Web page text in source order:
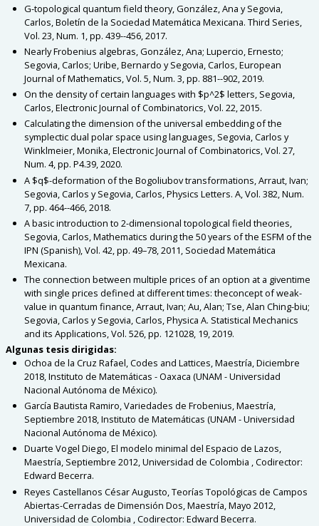
G-topological quantum field theory, González, Ana y Segovia,
Carlos, Boletín de la Sociedad Matemática Mexicana. Third Series,
Vol. 23, Num. 1, pp. 439--456, 2017.
Nearly Frobenius algebras, González, Ana; Lupercio, Ernesto;
Segovia, Carlos; Uribe, Bernardo y Segovia, Carlos, European
Journal of Mathematics, Vol. 5, Num. 3, pp. 881--902, 2019.
On the density of certain languages with $p^2$ letters, Segovia,
Carlos, Electronic Journal of Combinatorics, Vol. 22, 2015.
Calculating the dimension of the universal embedding of the
symplectic dual polar space using languages, Segovia, Carlos y
Winklmeier, Monika, Electronic Journal of Combinatorics, Vol. 27,
Num. 4, pp. P4.39, 2020.
A $q$-deformation of the Bogoliubov transformations, Arraut, Ivan;
Segovia, Carlos y Segovia, Carlos, Physics Letters. A, Vol. 382, Num.
7, pp. 464--466, 2018.
A basic introduction to 2-dimensional topological field theories,
Segovia, Carlos, Mathematics during the 50 years of the ESFM of the
IPN (Spanish), Vol. 42, pp. 49–78, 2011, Sociedad Matemática
Mexicana.
The connection between multiple prices of an option at a giventime
with single prices defined at different times: theconcept of weak-
value in quantum finance, Arraut, Ivan; Au, Alan; Tse, Alan Ching-biu;
Segovia, Carlos y Segovia, Carlos, Physica A. Statistical Mechanics
and its Applications, Vol. 526, pp. 121028, 19, 2019.
Algunas tesis dirigidas:
Ochoa de la Cruz Rafael, Codes and Lattices, Maestría, Diciembre
2018, Instituto de Matemáticas - Oaxaca (UNAM - Universidad
Nacional Autónoma de México).
García Bautista Ramiro, Variedades de Frobenius, Maestría,
Septiembre 2018, Instituto de Matemáticas (UNAM - Universidad
Nacional Autónoma de México).
Duarte Vogel Diego, El modelo minimal del Espacio de Lazos,
Maestría, Septiembre 2012, Universidad de Colombia , Codirector:
Edward Becerra.
Reyes Castellanos César Augusto, Teorías Topológicas de Campos
Abiertas-Cerradas de Dimensión Dos, Maestría, Mayo 2012,
Universidad de Colombia , Codirector: Edward Becerra.